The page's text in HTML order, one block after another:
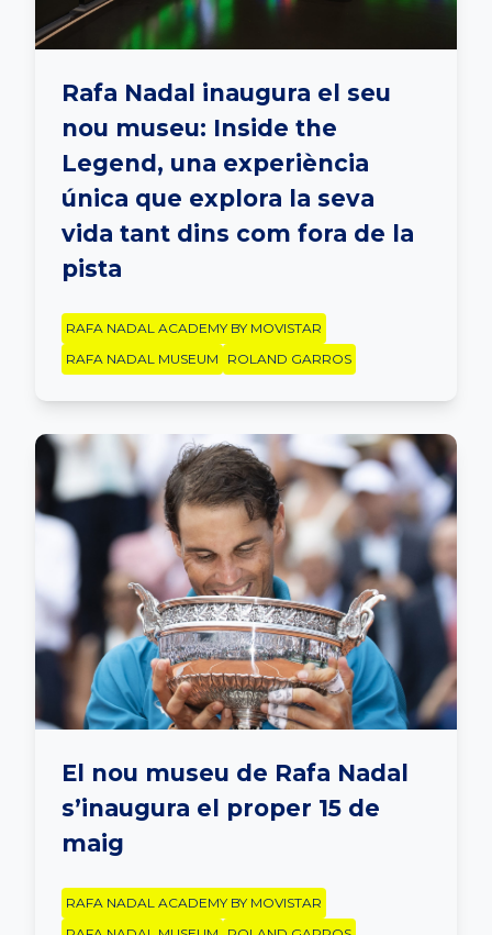
Rafa Nadal inaugura el seu
nou museu: Inside the
Legend, una experiència
única que explora la seva
vida tant dins com fora de la
pista
RAFA NADAL ACADEMY BY MOVISTAR
RAFA NADAL MUSEUM
ROLAND GARROS
El nou museu de Rafa Nadal
s’inaugura el proper 15 de
maig
RAFA NADAL ACADEMY BY MOVISTAR